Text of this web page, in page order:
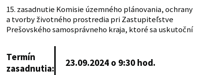
15. zasadnutie Komisie územného plánovania, ochrany
a tvorby životného prostredia pri Zastupiteľstve
Prešovského samosprávneho kraja, ktoré sa uskutoční
Termín
zasadnutia:
23.09.2024 o 9:30 hod.